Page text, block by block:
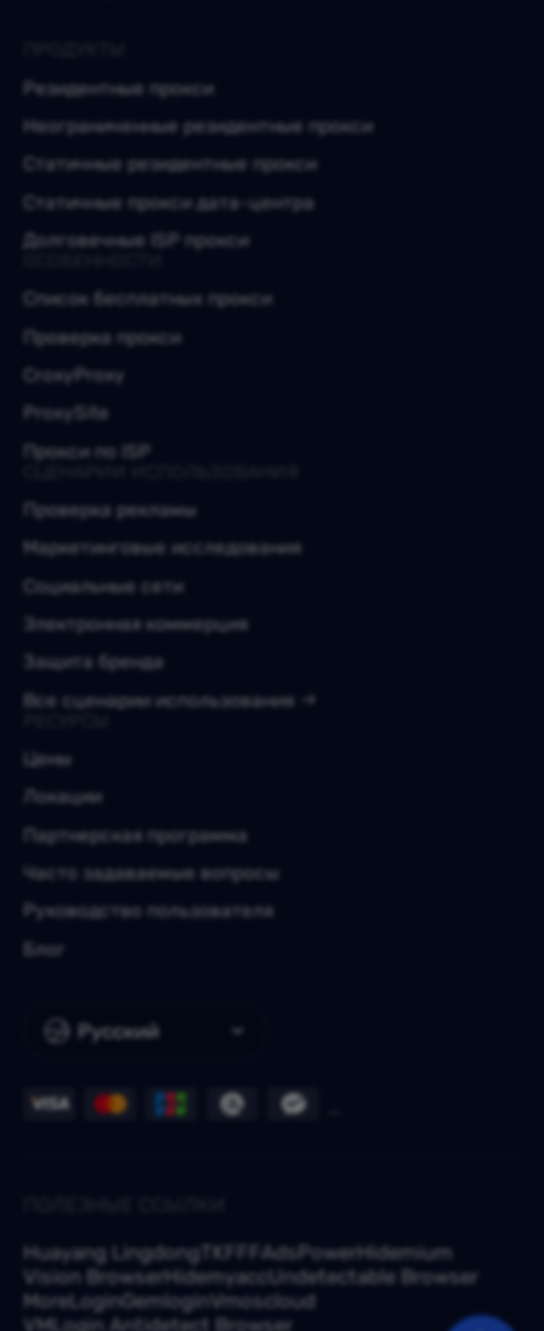
Русский
Резидентные прокси
Неограниченные резидентные прокси
Статичные резидентные прокси
Статичные прокси дата-центра
Долговечные ISP прокси
Список бесплатных прокси
Проверка прокси
CroxyProxy
ProxySite
Прокси по ISP
Проверка рекламы
Маркетинговые исследования
Социальные сети
Электронная коммерция
Защита бренда
Все сценарии использования
Цены
Локации
Партнерская программа
Часто задаваемые вопросы
Руководство пользователя
Блог
Huayang Lingdong TKFFF AdsPowerHidemium
Vision BrowserHidemyaccUndetectable Browser
MoreLoginGemloginVmoscloud
VMLogin Antidetect Browser